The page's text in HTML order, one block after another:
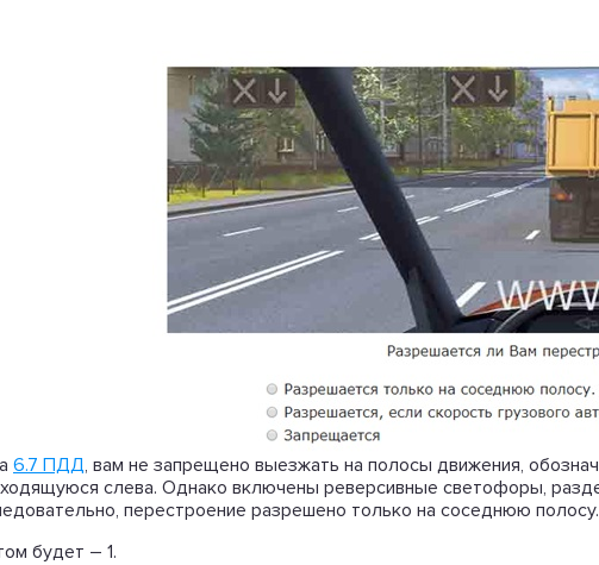
6.7 ПДД, вам не запрещено выезжать на полосы движения,
слева. Однако включены реверсивные светофоры,
перестроение разрешено только на соседнюю полосу.
будет – 1.